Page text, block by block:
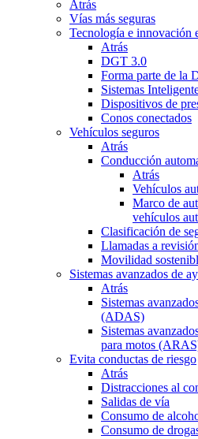
Atrás
Vías más seguras
Tecnología e innovación
Atrás
DGT 3.0
Forma parte de la
Sistemas
Dispositivos de
Conos conectados
Vehículos seguros
Atrás
Conducción
Atrás
Vehículos
Marco de
vehículos
Clasificación de
Llamadas a
Movilidad
Sistemas avanzados de
Atrás
Sistemas
(ADAS)
Sistemas
para motos
Evita conductas de riesgo
Atrás
Distracciones al
Salidas de vía
Consumo de
Consumo de